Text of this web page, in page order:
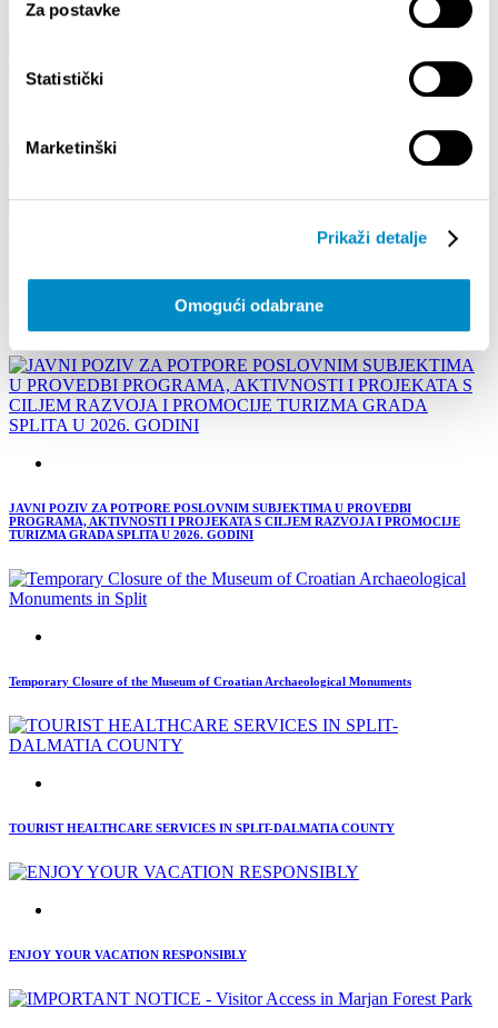
Za postavke
Statistički
Marketinški
Prikaži detalje
Omogući odabrane
Your go-to guide for your safe stay in the Split-Dalmatia County
Obavijest o Javnom natječaju za izbor najboljeg domaćina godine – Vaš domaćin / Local
POZIV NA SUDJELOVANJE U ISTRAŽIVANJU O STAVOVIMA GRAĐANA SPLITA O
JAVNI POZIV ZA POTPORE POSLOVNIM SUBJEKTIMA U PROVEDBI
PROGRAMA, AKTIVNOSTI I PROJEKATA S CILJEM RAZVOJA I PROMOCIJE
TURIZMA GRADA SPLITA U 2026. GODINI
Temporary Closure of the Museum of Croatian Archaeological Monuments
TOURIST HEALTHCARE SERVICES IN SPLIT-DALMATIA COUNTY
ENJOY YOUR VACATION RESPONSIBLY